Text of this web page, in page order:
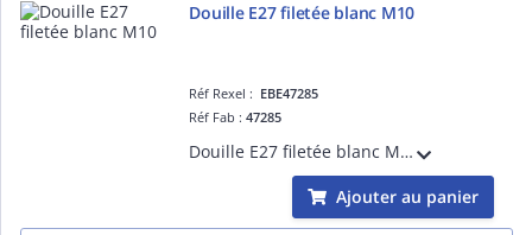
Douille E27 filetée blanc M10
Réf Rexel : EBE47285
Réf Fab :47285
Douille E27 filetée blanc M10, filetage de raccord:M10 x 1, matériau:plastique
Ajouter au panier